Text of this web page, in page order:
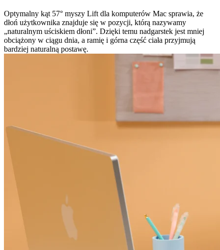
Optymalny kąt 57° myszy Lift dla komputerów Mac sprawia, że
dłoń użytkownika znajduje się w pozycji, którą nazywamy
„naturalnym uściskiem dłoni”. Dzięki temu nadgarstek jest mniej
obciążony w ciągu dnia, a ramię i górna część ciała przyjmują
bardziej naturalną postawę.